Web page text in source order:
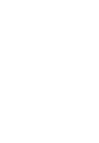
typically DUNS
string -->